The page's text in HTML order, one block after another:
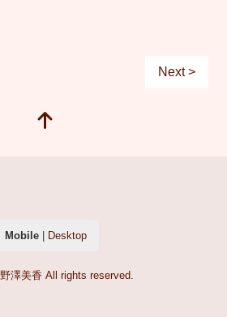
Next >
Mobile| Desktop
野澤美香 All rights reserved.